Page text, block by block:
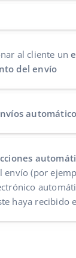
al cliente un
del envío
envío (por
haya recibido